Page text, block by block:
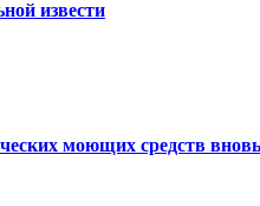
извести
моющих средств